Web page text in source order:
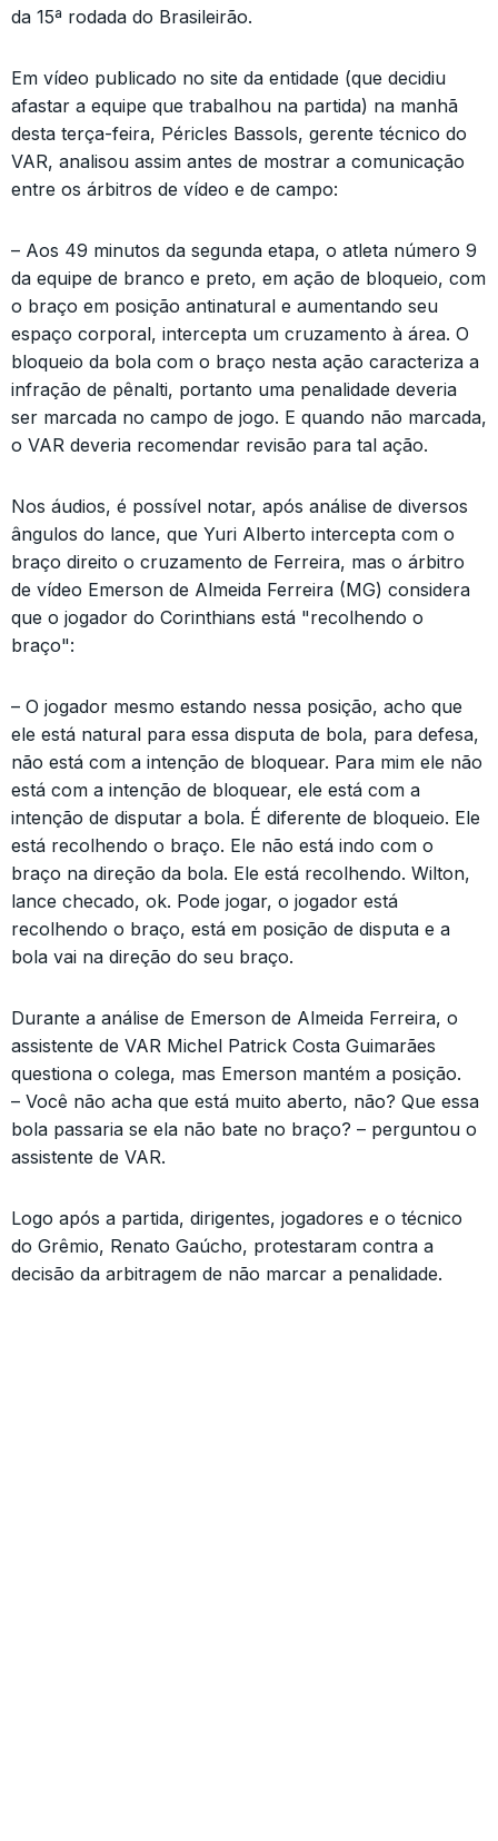
da 15ª rodada do Brasileirão.
Em vídeo publicado no site da entidade (que decidiu
afastar a equipe que trabalhou na partida) na manhã
desta terça-feira, Péricles Bassols, gerente técnico do
VAR, analisou assim antes de mostrar a comunicação
entre os árbitros de vídeo e de campo:
– Aos 49 minutos da segunda etapa, o atleta número 9
da equipe de branco e preto, em ação de bloqueio, com
o braço em posição antinatural e aumentando seu
espaço corporal, intercepta um cruzamento à área. O
bloqueio da bola com o braço nesta ação caracteriza a
infração de pênalti, portanto uma penalidade deveria
ser marcada no campo de jogo. E quando não marcada,
o VAR deveria recomendar revisão para tal ação.
Nos áudios, é possível notar, após análise de diversos
ângulos do lance, que Yuri Alberto intercepta com o
braço direito o cruzamento de Ferreira, mas o árbitro
de vídeo Emerson de Almeida Ferreira (MG) considera
que o jogador do Corinthians está "recolhendo o
braço":
– O jogador mesmo estando nessa posição, acho que
ele está natural para essa disputa de bola, para defesa,
não está com a intenção de bloquear. Para mim ele não
está com a intenção de bloquear, ele está com a
intenção de disputar a bola. É diferente de bloqueio. Ele
está recolhendo o braço. Ele não está indo com o
braço na direção da bola. Ele está recolhendo. Wilton,
lance checado, ok. Pode jogar, o jogador está
recolhendo o braço, está em posição de disputa e a
bola vai na direção do seu braço.
Durante a análise de Emerson de Almeida Ferreira, o
assistente de VAR Michel Patrick Costa Guimarães
questiona o colega, mas Emerson mantém a posição.
– Você não acha que está muito aberto, não? Que essa
bola passaria se ela não bate no braço? – perguntou o
assistente de VAR.
Logo após a partida, dirigentes, jogadores e o técnico
do Grêmio, Renato Gaúcho, protestaram contra a
decisão da arbitragem de não marcar a penalidade.